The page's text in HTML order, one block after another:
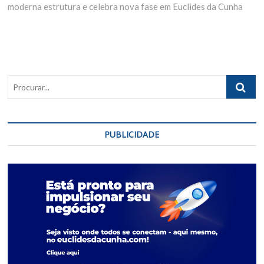
moderna estrutura e celebra nova fase em Euclides da Cunha
PUBLICIDADE